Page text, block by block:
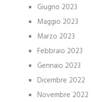
Giugno 2023
Maggio 2023
Marzo 2023
Febbraio 2023
Gennaio 2023
Dicembre 2022
Novembre 2022